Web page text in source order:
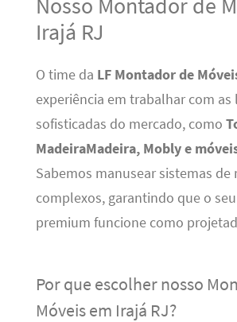
Irajá RJ
O time da LF Montador de
experiência em trabalhar com as
sofisticadas do mercado, como
MadeiraMadeira, Mobly e
Sabemos manusear sistemas de
complexos, garantindo que o
premium funcione como
Por que escolher nosso
Móveis em Irajá RJ?